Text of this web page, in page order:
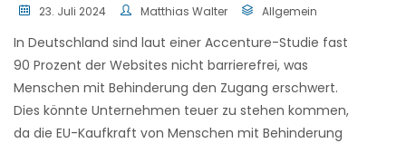
23. Juli 2024 Matthias Walter Allgemein
In Deutschland sind laut einer Accenture-Studie fast
90 Prozent der Websites nicht barrierefrei, was
Menschen mit Behinderung den Zugang erschwert.
Dies könnte Unternehmen teuer zu stehen kommen,
da die EU-Kaufkraft von Menschen mit Behinderung